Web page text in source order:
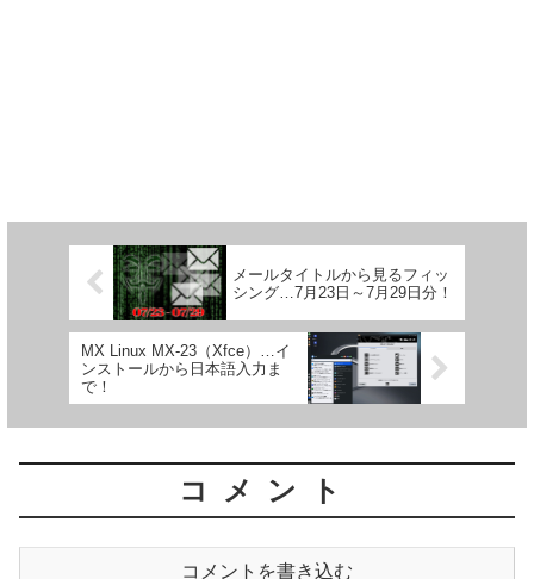
メールタイトルから見るフィッ
シング…7月23日～7月29日分！
MX Linux MX-23（Xfce）…イ
ンストールから日本語入力ま
で！
コメント
コメントを書き込む